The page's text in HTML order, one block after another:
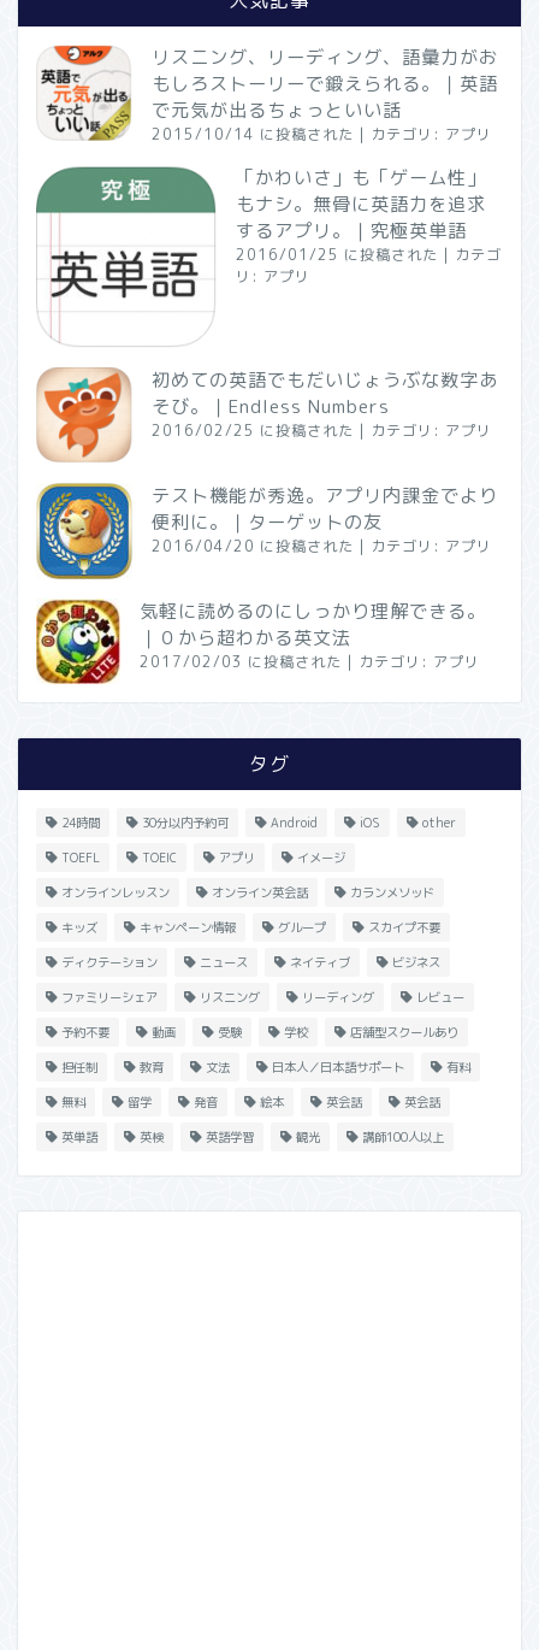
リスニング、リーディング、語彙力がお
もしろストーリーで鍛えられる。｜英語
で元気が出るちょっといい話
2015/10/14 に投稿された | カテゴリ: アプリ
「かわいさ」も「ゲーム性」
もナシ。無骨に英語力を追求
するアプリ。｜究極英単語
2016/01/25 に投稿された | カテゴ
リ: アプリ
初めての英語でもだいじょうぶな数字あ
そび。｜Endless Numbers
2016/02/25 に投稿された | カテゴリ: アプリ
テスト機能が秀逸。アプリ内課金でより
便利に。｜ターゲットの友
2016/04/20 に投稿された | カテゴリ: アプリ
気軽に読めるのにしっかり理解できる。
｜０から超わかる英文法
2017/02/03 に投稿された | カテゴリ: アプリ
タグ
24時間 30分以内予約可 Android iOS other
TOEFL TOEIC アプリ イメージ
オンラインレッスン オンライン英会話 カランメソッド
キッズ キャンペーン情報 グループ スカイプ不要
ディクテーション ニュース ネイティブ ビジネス
ファミリーシェア リスニング リーディング レビュー
予約不要 動画 受験 学校 店舗型スクールあり
担任制 教育 文法 日本人／日本語サポート 有料
無料 留学 発音 絵本 英会話 英会話
英単語 英検 英語学習 観光 講師100人以上